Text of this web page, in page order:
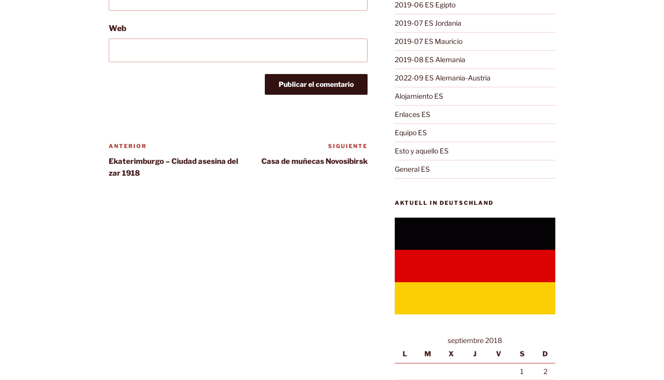
Web
Navegación
de
entradas
Entrada
anterior:
ANTERIOR
Ekaterimburgo – Ciudad asesina del
zar 1918
Siguiente
entrada
SIGUIENTE
Casa de muñecas Novosibirsk
2019-06 ES Egipto
2019-07 ES Jordania
2019-07 ES Mauricio
2019-08 ES Alemania
2022-09 ES Alemania-Austria
Alojamiento ES
Enlaces ES
Equipo ES
Esto y aquello ES
General ES
AKTUELL IN DEUTSCHLAND
septiembre 2018
L
M X J V S D
1
2